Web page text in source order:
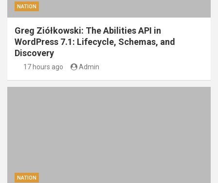
NATION
Greg Ziółkowski: The Abilities API in
WordPress 7.1: Lifecycle, Schemas, and
Discovery
17 hours ago Admin
NATION